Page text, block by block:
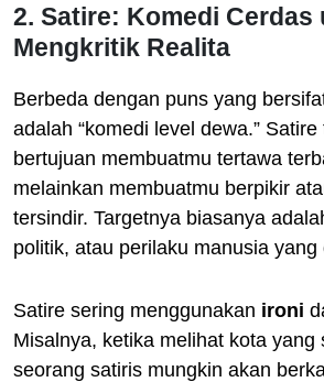
2. Satire: Komedi Cerdas
Mengkritik Realita
Berbeda dengan puns yang
adalah “komedi level dewa.”
bertujuan membuatmu tertawa
melainkan membuatmu berpikir
tersindir. Targetnya biasanya
politik, atau perilaku manusia
Satire sering menggunakan ironi
Misalnya, ketika melihat kota yang
seorang satiris mungkin akan